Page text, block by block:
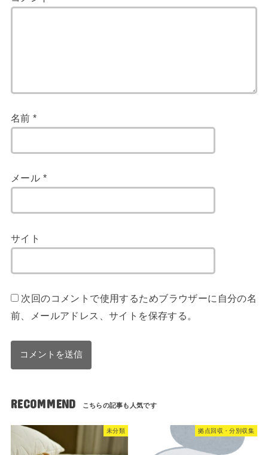
名前*
メール *
サイト
次回のコメントで使用するためブラウザーに自分の名
前、メールアドレス、サイトを保存する。
RECOMMEND
未分類 拠点回収・分別収集